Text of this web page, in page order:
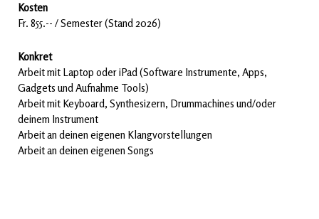
Kosten
Fr. 855.-- / Semester (Stand 2026)
Konkret
Arbeit mit Laptop oder iPad (Software Instrumente, Apps,
Gadgets und Aufnahme Tools)
Arbeit mit Keyboard, Synthesizern, Drummachines und/oder
deinem Instrument
Arbeit an deinen eigenen Klangvorstellungen
Arbeit an deinen eigenen Songs